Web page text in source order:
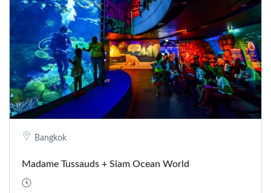
Bangkok
Madame Tussauds + Siam Ocean World